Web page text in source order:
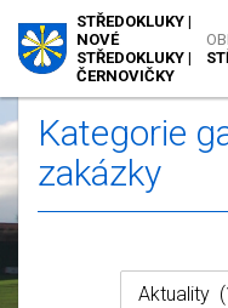
STŘEDOKLUKY |
NOVÉ
STŘEDOKLUKY |
ČERNOVIČKY
Kategorie
zakázky